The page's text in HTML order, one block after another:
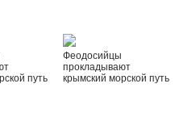
путь
Феодосийцы
прокладывают
крымский морской путь